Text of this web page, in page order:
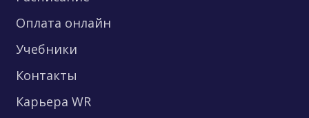
Оплата онлайн
Учебники
Контакты
Карьера WR